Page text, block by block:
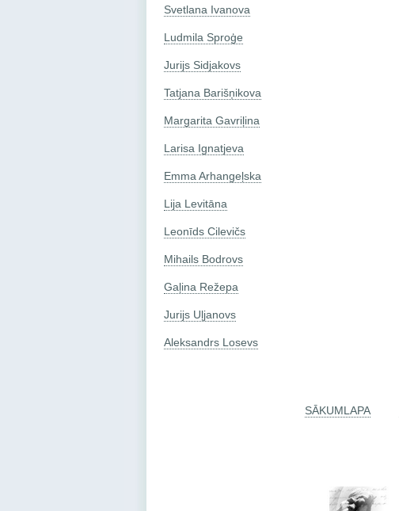
Svetlana Ivanova
Ludmila Sproģe
Jurijs Sidjakovs
Tatjana Barišņikova
Margarita Gavriļina
Larisa Ignatjeva
Emma Arhangeļska
Lija Levitāna
Leonīds Cilevičs
Mihails Bodrovs
Gaļina Režepa
Jurijs Uļjanovs
Aleksandrs Losevs
SĀKUMLAPA